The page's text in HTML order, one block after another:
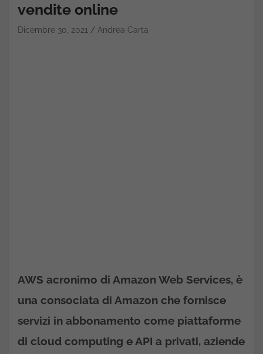
vendite online
Dicembre 30, 2021 Andrea Carta
AWS acronimo di Amazon Web Services, è
una consociata di Amazon che fornisce
servizi in abbonamento come piattaforme
di cloud computing e API a privati, aziende